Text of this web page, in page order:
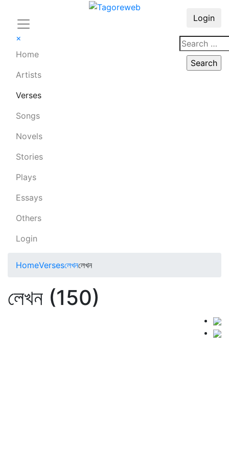
×
Home
Artists
Verses
Songs
Novels
Stories
Plays
Essays
Others
Login
Login
HomeVersesলেখনলেখন
লেখন (150)